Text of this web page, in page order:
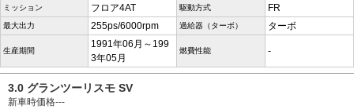
ミッション フロア4AT 駆動方式 FR
最大出力 255ps/6000rpm 過給器（ターボ） ターボ
生産期間
1991年06月～199
3年05月
燃費性能 -
3.0 グランツーリスモ SV
新車時価格---